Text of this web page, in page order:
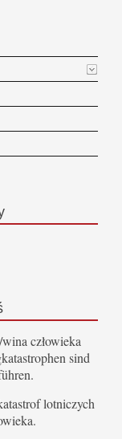
człowieka
sind
lotniczych